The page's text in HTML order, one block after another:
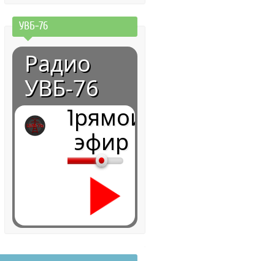
УВБ-76
Радио
УВБ-76
Прямой
эфир